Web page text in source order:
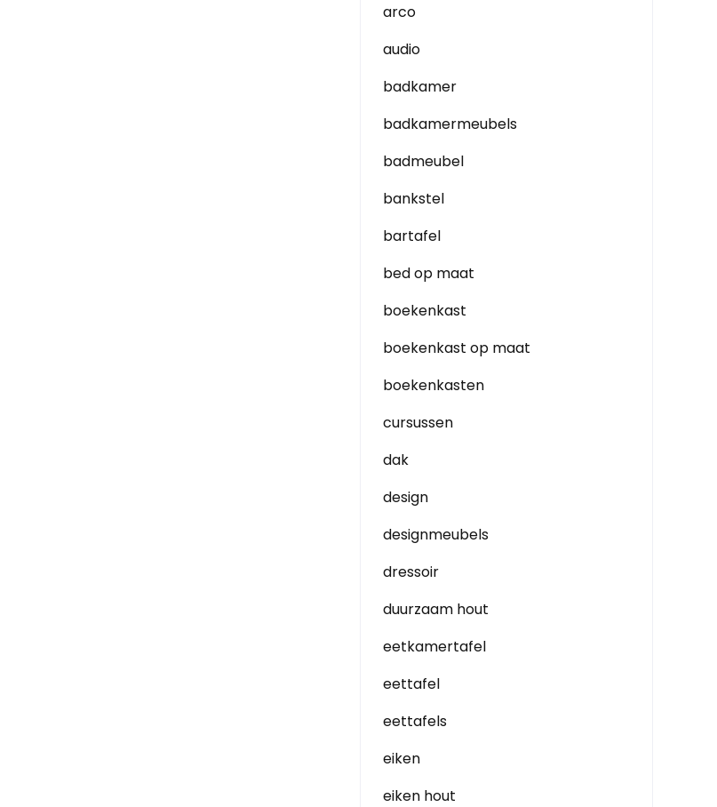
arco
audio
badkamer
badkamermeubels
badmeubel
bankstel
bartafel
bed op maat
boekenkast
boekenkast op maat
boekenkasten
cursussen
dak
design
designmeubels
dressoir
duurzaam hout
eetkamertafel
eettafel
eettafels
eiken
eiken hout